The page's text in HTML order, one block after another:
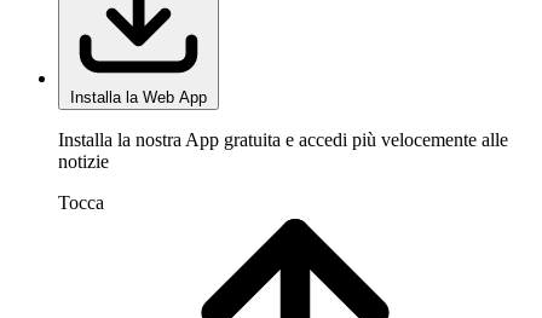
Installa la Web App
Installa la nostra App gratuita e accedi più velocemente alle
notizie
Tocca